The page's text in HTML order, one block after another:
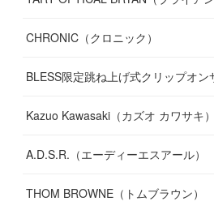
CHRONIC（クロニック）
BLESS限定跳ね上げ式クリップオン
Kazuo Kawasaki（カズオ カワサキ）
A.D.S.R.（エーディーエスアール）
THOM BROWNE（トムブラウン）